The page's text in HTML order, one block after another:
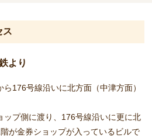
ス
より
176号線沿いに北方面（中津方面）
ップ側に渡り、176号線沿いに更に北
が金券ショップが入っているビルで